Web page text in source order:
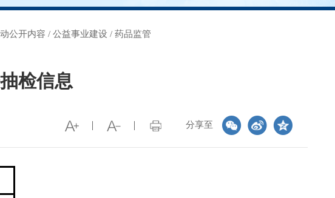
公开内容 / 公益事业建设 / 药品监管
检信息
分享至